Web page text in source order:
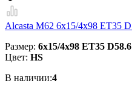
Alcasta M62 6x15/4x98 ET35
Размер: 6x15/4x98 ET35 D58.6
Цвет: HS
В наличии:4